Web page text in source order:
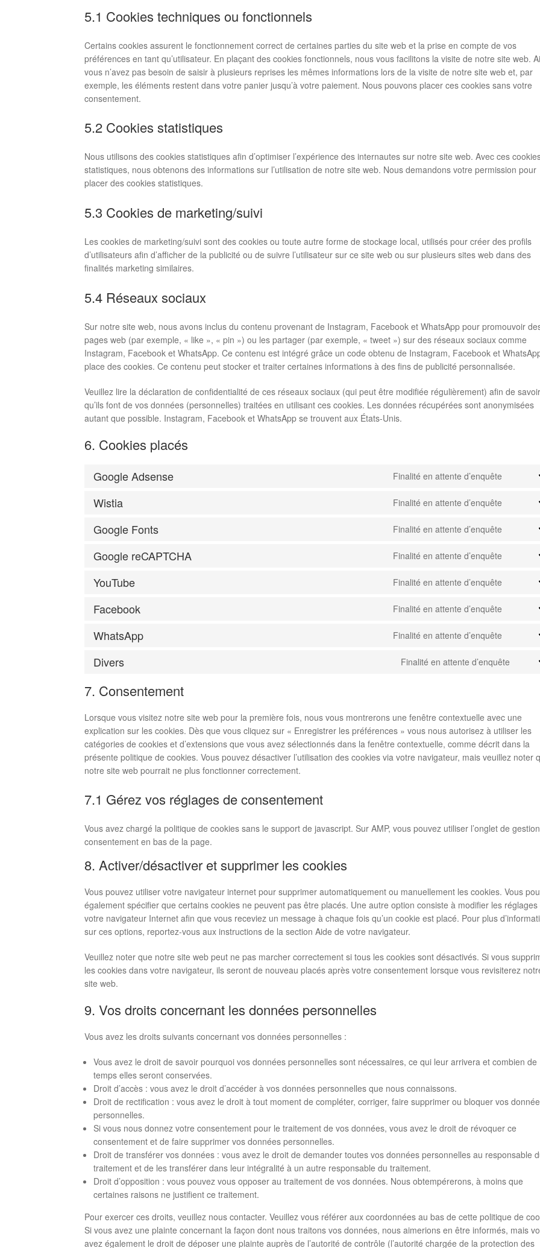
5.1 Cookies techniques ou fonctionnels
Certains cookies assurent le fonctionnement correct de certaines parties du site web et la prise en compte de vos
préférences en tant qu’utilisateur. En plaçant des cookies fonctionnels, nous vous facilitons la visite de notre site web.
vous n’avez pas besoin de saisir à plusieurs reprises les mêmes informations lors de la visite de notre site web et, par
exemple, les éléments restent dans votre panier jusqu’à votre paiement. Nous pouvons placer ces cookies sans votre
consentement.
5.2 Cookies statistiques
Nous utilisons des cookies statistiques afin d’optimiser l’expérience des internautes sur notre site web. Avec ces
statistiques, nous obtenons des informations sur l’utilisation de notre site web. Nous demandons votre permission pour
placer des cookies statistiques.
5.3 Cookies de marketing/suivi
Les cookies de marketing/suivi sont des cookies ou toute autre forme de stockage local, utilisés pour créer des profils
d’utilisateurs afin d’afficher de la publicité ou de suivre l’utilisateur sur ce site web ou sur plusieurs sites web dans des
finalités marketing similaires.
5.4 Réseaux sociaux
Sur notre site web, nous avons inclus du contenu provenant de Instagram, Facebook et WhatsApp pour promouvoir
pages web (par exemple, « like », « pin ») ou les partager (par exemple, « tweet ») sur des réseaux sociaux comme
Instagram, Facebook et WhatsApp. Ce contenu est intégré grâce un code obtenu de Instagram, Facebook et
place des cookies. Ce contenu peut stocker et traiter certaines informations à des fins de publicité personnalisée.
Veuillez lire la déclaration de confidentialité de ces réseaux sociaux (qui peut être modifiée régulièrement) afin de
qu’ils font de vos données (personnelles) traitées en utilisant ces cookies. Les données récupérées sont anonymisées
autant que possible. Instagram, Facebook et WhatsApp se trouvent aux États-Unis.
6. Cookies placés
Google Adsense Finalité en attente d’enquête
Wistia Finalité en attente d’enquête
Google Fonts Finalité en attente d’enquête
Google reCAPTCHA Finalité en attente d’enquête
YouTube Finalité en attente d’enquête
Facebook Finalité en attente d’enquête
WhatsApp Finalité en attente d’enquête
Divers Finalité en attente d’enquête
7. Consentement
Lorsque vous visitez notre site web pour la première fois, nous vous montrerons une fenêtre contextuelle avec une
explication sur les cookies. Dès que vous cliquez sur « Enregistrer les préférences » vous nous autorisez à utiliser les
catégories de cookies et d’extensions que vous avez sélectionnés dans la fenêtre contextuelle, comme décrit dans la
présente politique de cookies. Vous pouvez désactiver l’utilisation des cookies via votre navigateur, mais veuillez noter
notre site web pourrait ne plus fonctionner correctement.
7.1 Gérez vos réglages de consentement
Vous avez chargé la politique de cookies sans le support de javascript. Sur AMP, vous pouvez utiliser l’onglet de
consentement en bas de la page.
8. Activer/désactiver et supprimer les cookies
Vous pouvez utiliser votre navigateur internet pour supprimer automatiquement ou manuellement les cookies. Vous
également spécifier que certains cookies ne peuvent pas être placés. Une autre option consiste à modifier les réglages
votre navigateur Internet afin que vous receviez un message à chaque fois qu’un cookie est placé. Pour plus
sur ces options, reportez-vous aux instructions de la section Aide de votre navigateur.
Veuillez noter que notre site web peut ne pas marcher correctement si tous les cookies sont désactivés. Si vous
les cookies dans votre navigateur, ils seront de nouveau placés après votre consentement lorsque vous revisiterez
site web.
9. Vos droits concernant les données personnelles
Vous avez les droits suivants concernant vos données personnelles :
Vous avez le droit de savoir pourquoi vos données personnelles sont nécessaires, ce qui leur arrivera et combien de
temps elles seront conservées.
Droit d’accès : vous avez le droit d’accéder à vos données personnelles que nous connaissons.
Droit de rectification : vous avez le droit à tout moment de compléter, corriger, faire supprimer ou bloquer vos
personnelles.
Si vous nous donnez votre consentement pour le traitement de vos données, vous avez le droit de révoquer ce
consentement et de faire supprimer vos données personnelles.
Droit de transférer vos données : vous avez le droit de demander toutes vos données personnelles au responsable
traitement et de les transférer dans leur intégralité à un autre responsable du traitement.
Droit d’opposition : vous pouvez vous opposer au traitement de vos données. Nous obtempérerons, à moins que
certaines raisons ne justifient ce traitement.
Pour exercer ces droits, veuillez nous contacter. Veuillez vous référer aux coordonnées au bas de cette politique de
Si vous avez une plainte concernant la façon dont nous traitons vos données, nous aimerions en être informés, mais
avez également le droit de déposer une plainte auprès de l’autorité de contrôle (l’autorité chargée de la protection des